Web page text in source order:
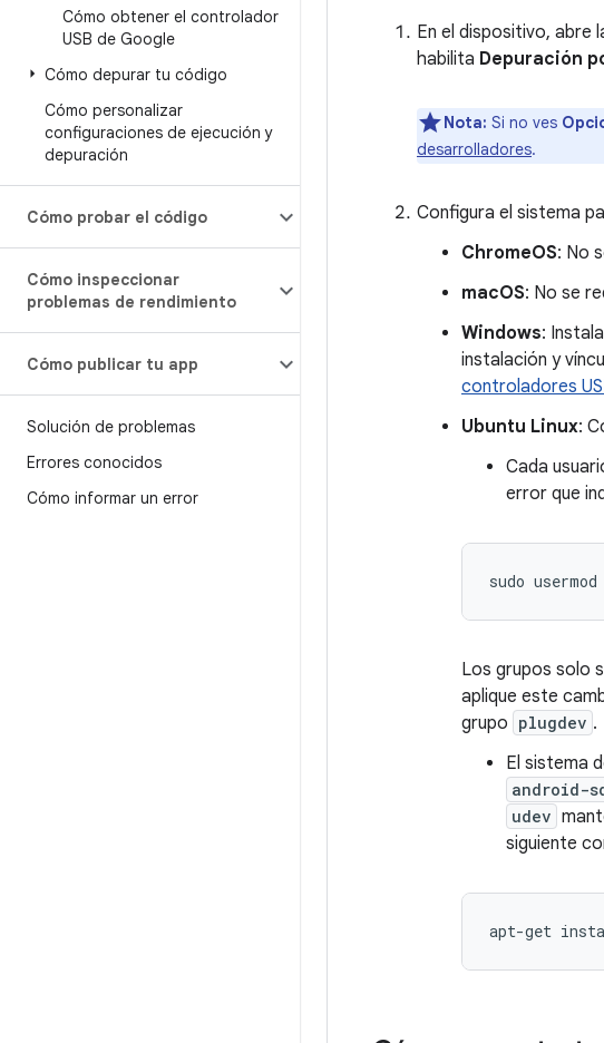
Cómo obtener el controlador
USB de Google
Cómo depurar tu código
Cómo personalizar
configuraciones de ejecución y
depuración
Cómo probar el código
Cómo inspeccionar
problemas de rendimiento
Cómo publicar tu app
Solución de problemas
Errores conocidos
Cómo informar un error
En el dispositivo, abre
habilita Depuración
Nota: Si no ves
desarrolladores.
Configura el sistema
ChromeOS: No
macOS: No se
Windows:
instalación y
controladores
Ubuntu Linux:
Cada
error que
Los grupos solo
aplique este
grupo plugdev .
El sistema
android-
udev
siguiente